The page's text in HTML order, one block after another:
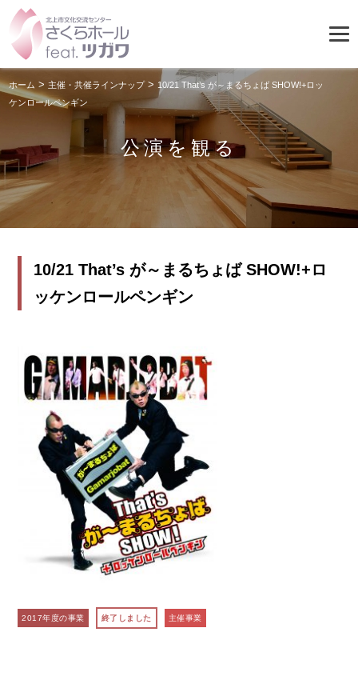
公演を観る
ホーム >主催・共催ラインナップ>10/21 That’s が～まるちょば SHOW!+ロッ
ケンロールペンギン
10/21 That’s が～まるちょば SHOW!+ロ
ッケンロールペンギン
2017年度の事業 終了しました 主催事業